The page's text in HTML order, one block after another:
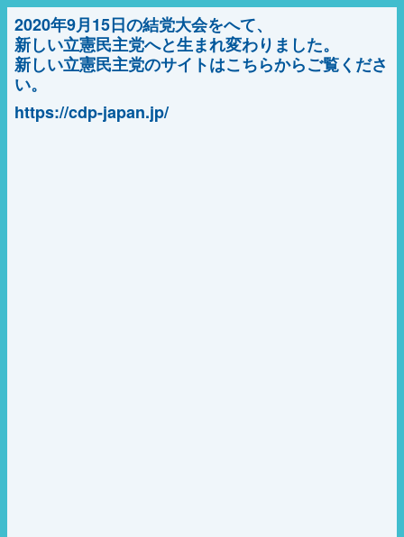
2020年9月15日の結党大会をへて、
新しい立憲民主党へと生まれ変わりました。
新しい立憲民主党のサイトはこちらからご覧くださ
い。
https://cdp-japan.jp/